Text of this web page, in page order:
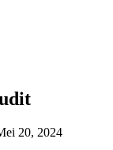
20, 2024